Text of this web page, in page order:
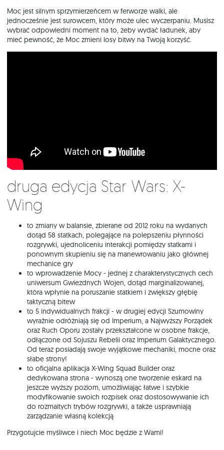
Moc jest silnym sprzymierzeńcem w ferworze walki, ale
jednocześnie jest surowcem, który może ulec wyczerpaniu. Musisz
wybrać odpowiedni moment na to, żeby wydać ładunek, aby
mieć pewność, że Moc zmieni losy bitwy na Twoją korzyść.
Druga edycja Star Wars: X-
Wing
to zmiany w balansie, zbierane od 2012 roku na wydanych
dotąd 58 statkach, polegające na polepszeniu płynności
rozgrywki, ujednoliceniu interakcji pomiędzy statkami i
ponownym skupieniu się na manewrowaniu jako głównej
mechanice gry
to wprowadzenie Mocy - jednej z charakterystycznych cech
uniwersum Gwiezdnych Wojen, dotąd marginalizowanej,
która wpłynie na poruszanie statkiem i zwiększy głębię
taktyczną bitew
to 5 indywidualnych frakcji - w drugiej edycji Szumowiny
wyraźnie odróżniają się od Imperium, a Najwyższy Porządek
oraz Ruch Oporu zostały przekształcone w osobne frakcje,
odłączone od Sojuszu Rebelii oraz Imperium Galaktycznego.
Od teraz posiadają swoje wyjątkowe mechaniki, mocne oraz
słabe strony!
to oficjalna aplikacja X-Wing Squad Builder oraz
dedykowana strona - wynoszą one tworzenie eskard na
jeszcze wyższy poziom, umożliwiając łatwe i szybkie
modyfikowanie swoich rozpisek oraz dostosowywanie ich
do rozmaitych trybów rozgrywki, a także usprawniają
zarządzanie własną kolekcją
Przygotujcie myśliwce i niech Moc będzie z Wami!